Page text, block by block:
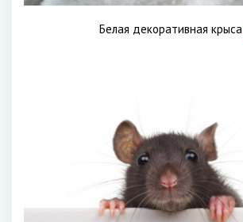
Белая декоративная крыса